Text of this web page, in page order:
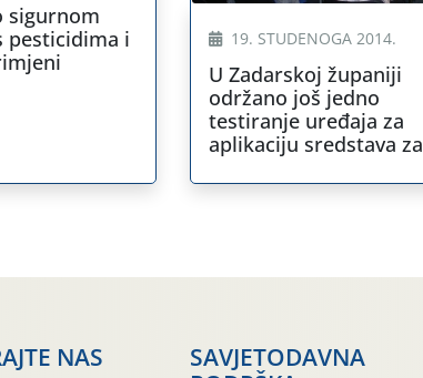
sigurnom
pesticidima i
19. STUDENOGA 2014.
U Zadarskoj županiji
održano još jedno
testiranje uređaja za
aplikaciju sredstava za
NAS
SAVJETODAVNA